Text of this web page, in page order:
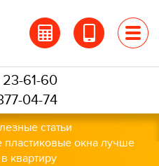
23-61-60
04-74
статьи
окна лучше
квартиру